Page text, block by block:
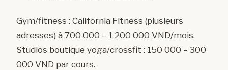
Gym/fitness : California Fitness (plusieurs
adresses) à 700 000 – 1 200 000 VND/mois.
Studios boutique yoga/crossfit : 150 000 – 300
000 VND par cours.